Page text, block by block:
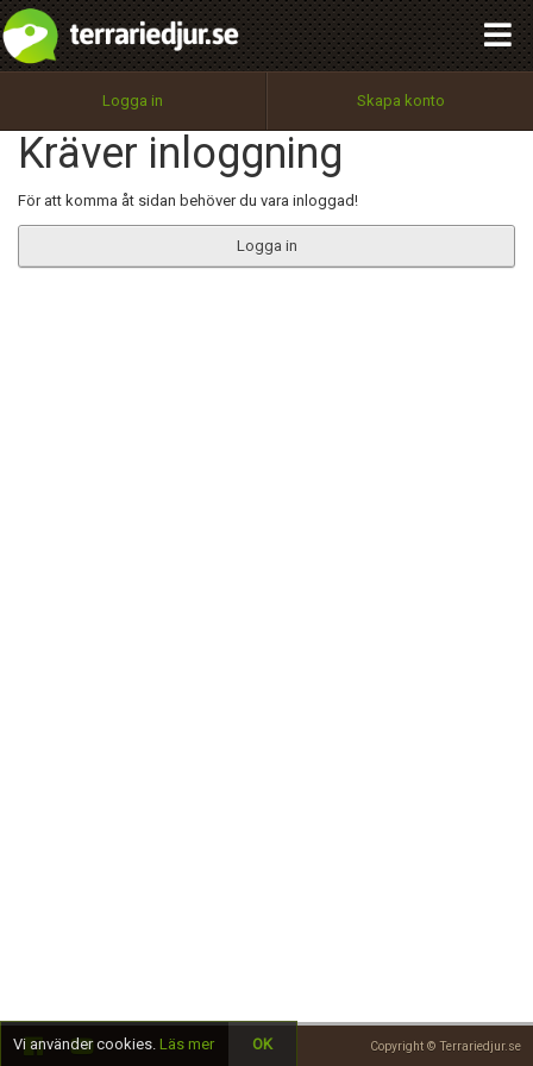
Logga in Skapa konto
Kräver inloggning
För att komma åt sidan behöver du vara inloggad!
Logga in
Copyright © Terrariedjur.se
Utför
100%
OK
integritetspolicy
Namn:
Epost:
Begär nytt lösenord
Tillbaka till förstasidan
Vi använder cookies. Läs mer OK